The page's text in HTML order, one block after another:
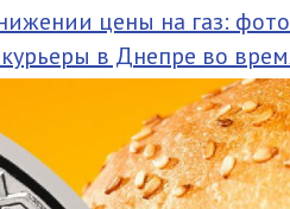
цены на газ: фото
в Днепре во